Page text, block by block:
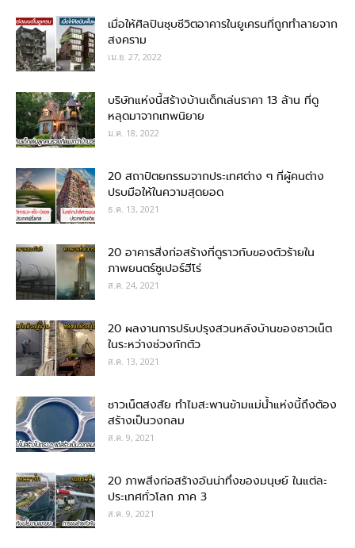
เมื่อให้ศิลปินชุบชีวิตอาคารในยูเครนที่ถูกทำลายจาก
สงคราม
เม.ย. 27, 2022
บริษัทแห่งนี้สร้างบ้านเด็กเล่นราคา 13 ล้าน ที่ดู
หลุดมาจากเทพนิยาย
ม.ค. 18, 2022
20 สถาปัตยกรรมจากประเทศต่าง ๆ ที่ผู้คนต่าง
ปรบมือให้ในความสุดยอด
ธ.ค. 13, 2021
20 อาคารสิ่งก่อสร้างที่ดูราวกับของตัวร้ายใน
ภาพยนตร์ซูเปอร์ฮีโร่
ส.ค. 24, 2021
20 ผลงานการปรับปรุงสวนหลังบ้านของชาวเน็ต
ในระหว่างช่วงกักตัว
ส.ค. 13, 2021
ชาวเน็ตสงสัย ทำไมสะพานข้ามแม่น้ำแห่งนี้ถึงต้อง
สร้างเป็นวงกลม
ส.ค. 9, 2021
20 ภาพสิ่งก่อสร้างอันน่าทึ่งของมนุษย์ ในแต่ละ
ประเทศทั่วโลก ภาค 3
ส.ค. 9, 2021